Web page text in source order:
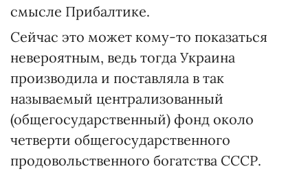
смысле Прибалтике.
Сейчас это может кому-то показаться
невероятным, ведь тогда Украина
производила и поставляла в так
называемый централизованный
(общегосударственный) фонд около
четверти общегосударственного
продовольственного богатства СССР.